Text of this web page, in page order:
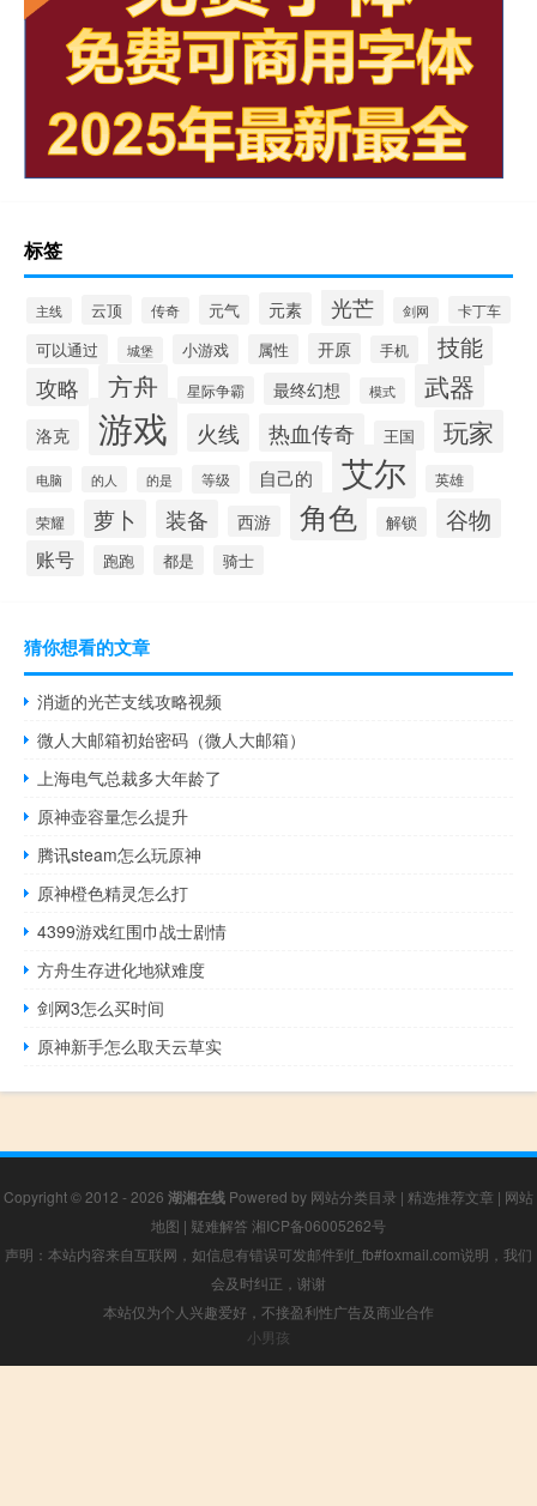
标签
主线 云顶 传奇 元气 元素 光芒 剑网 卡丁车
可以通过 城堡 小游戏 属性 开原 手机 技能
攻略 方舟 星际争霸 最终幻想 模式 武器
洛克 游戏 火线 热血传奇 王国 玩家
电脑 的人 的是 等级 自己的 艾尔 英雄
荣耀 萝卜 装备 西游 角色 解锁 谷物
账号 跑跑 都是 骑士
猜你想看的文章
消逝的光芒支线攻略视频
微人大邮箱初始密码（微人大邮箱）
上海电气总裁多大年龄了
原神壶容量怎么提升
腾讯steam怎么玩原神
原神橙色精灵怎么打
4399游戏红围巾战士剧情
方舟生存进化地狱难度
剑网3怎么买时间
原神新手怎么取天云草实
Copyright © 2012 - 2026 湖湘在线 Powered by 网站分类目录 | 精选推荐文章 | 网站
地图 | 疑难解答 湘ICP备06005262号
声明：本站内容来自互联网，如信息有错误可发邮件到f_fb#foxmail.com说明，我们
会及时纠正，谢谢
本站仅为个人兴趣爱好，不接盈利性广告及商业合作
小男孩